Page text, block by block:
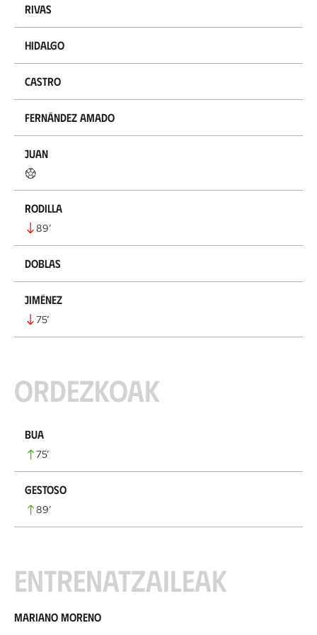
Rivas
Hidalgo
Castro
Fernández Amado
Juan
Rodilla
89’
Doblas
Jiménez
75’
Ordezkoak
Bua
75’
Gestoso
89’
Entrenatzaileak
Mariano Moreno